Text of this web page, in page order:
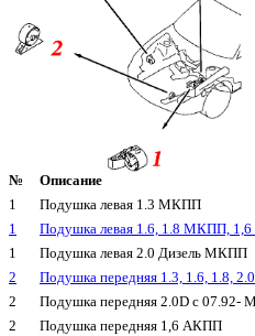
№
Описание
1
Подушка левая 1.3 МКПП
1
Подушка левая 1.6, 1.8 МКПП,
1
Подушка левая 2.0 Дизель МКПП
2
Подушка передняя 1.3, 1.6, 1.8,
2
Подушка передняя 2.0D с 07.92-
2
Подушка передняя 1,6 АКПП